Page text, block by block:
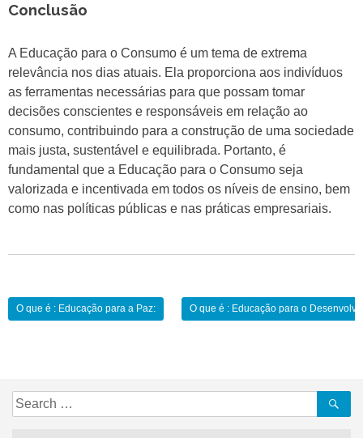
Conclusão
A Educação para o Consumo é um tema de extrema
relevância nos dias atuais. Ela proporciona aos indivíduos
as ferramentas necessárias para que possam tomar
decisões conscientes e responsáveis em relação ao
consumo, contribuindo para a construção de uma sociedade
mais justa, sustentável e equilibrada. Portanto, é
fundamental que a Educação para o Consumo seja
valorizada e incentivada em todos os níveis de ensino, bem
como nas políticas públicas e nas práticas empresariais.
Navegação
O que é : Educação para a Paz: O que é : Educação para o
Search
for: